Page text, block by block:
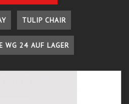
TULIP CHAIR
WG 24 AUF LAGER